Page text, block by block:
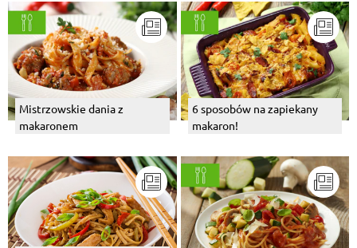
Mistrzowskie dania z
makaronem
6 sposobów na zapiekany
makaron!